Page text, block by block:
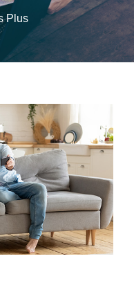
Plus